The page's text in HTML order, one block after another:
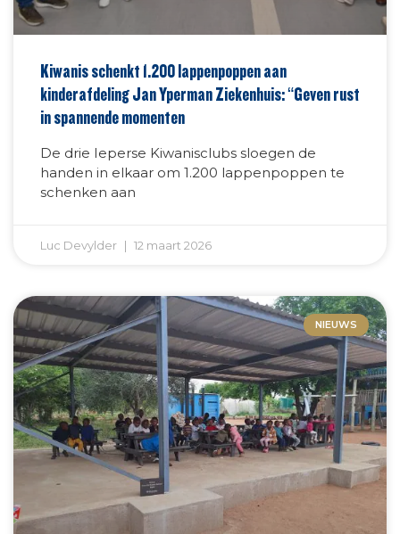
Kiwanis schenkt 1.200 lappenpoppen aan
kinderafdeling Jan Yperman Ziekenhuis: “Geven rust
in spannende momenten
De drie Ieperse Kiwanisclubs sloegen de
handen in elkaar om 1.200 lappenpoppen te
schenken aan
Luc Devylder 12 maart 2026
NIEUWS